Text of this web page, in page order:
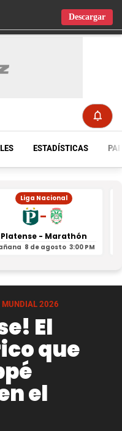
Descargar
ESTADÍSTICAS
Liga Nacional
-
Platense - Marathón
8 de agosto 3:00 PM
MUNDIAL 2026
El
que
el